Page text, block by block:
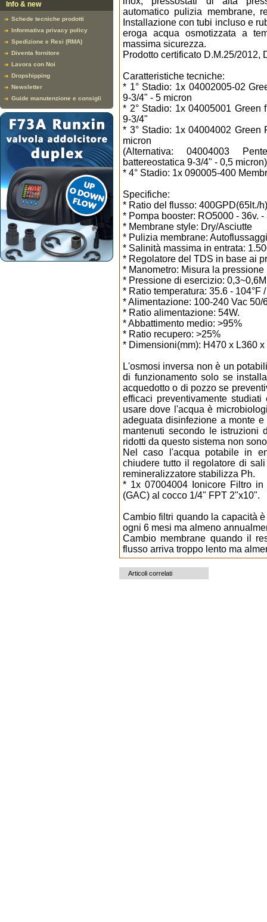
Info & new
Schede tecniche prodotti
Informativa privacy policy
Spedizione e Resi (RMA)
Diventa fornitore
Lavora con Noi
Dropshipping
Newsletter
Guide manutenzione e consigli
automatico pulizia membrane,
Installazione con tubi incluso e
eroga acqua osmotizzata a
massima sicurezza.
Prodotto certificato D.M.25/2012,
Caratteristiche tecniche:
* 1° Stadio: 1x 04002005-02
9-3/4" - 5 micron
* 2° Stadio: 1x 04005001 Green
9-3/4"
* 3° Stadio: 1x 04004002 Green
micron
(Alternativa: 04004003
battereostatica 9-3/4" - 0,5 micron)
* 4° Stadio: 1x 090005-400
Specifiche:
* Ratio del flusso: 400GPD(65lt./h)
* Pompa booster: RO5000 - 36v. -
* Membrane style: Dry/Asciutte
* Pulizia membrane:
* Salinità massima in entrata:
* Regolatore del TDS in base ai
* Manometro: Misura la
* Pressione di esercizio:
* Ratio temperatura: 35.6 - 104°F
* Alimentazione: 100-240 Vac
* Ratio alimentazione: 54W.
* Abbattimento medio: >95%
* Ratio recupero: >25%
* Dimensioni(mm): H470 x L360 x
L'osmosi inversa non è un
di funzionamento solo se
acquedotto o di pozzo se
efficaci preventivamente
usare dove l'acqua è
adeguata disinfezione a monte
mantenuti secondo le istruzioni
ridotti da questo sistema non
Nel caso l'acqua potabile in
chiudere tutto il regolatore di
remineralizzatore stabilizza Ph.
* 1x 07004004 Ionicore Filtro
(GAC) al cocco 1/4" FPT 2"x10".
Cambio filtri quando la capacità
ogni 6 mesi ma almeno
Cambio membrane quando il
flusso arriva troppo lento ma
Articoli correlati